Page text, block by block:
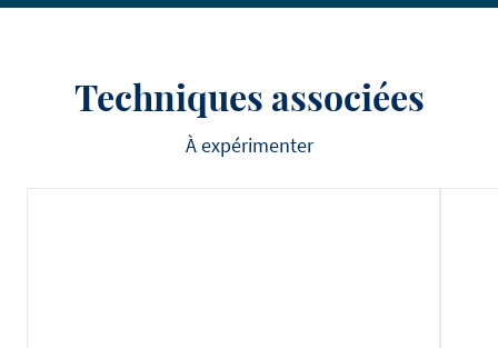
Techniques associées
À expérimenter